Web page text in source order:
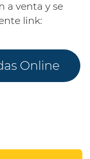
a venta y se
link:
Online